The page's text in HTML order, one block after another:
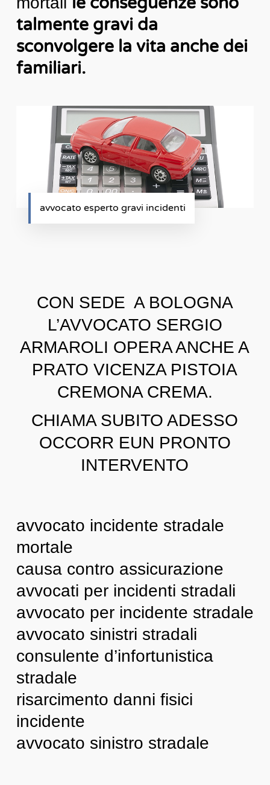
talmente gravi da
sconvolgere la vita anche dei
familiari.
avvocato esperto gravi incidenti
CON SEDE A BOLOGNA
L’AVVOCATO SERGIO
ARMAROLI OPERA ANCHE A
PRATO VICENZA PISTOIA
CREMONA CREMA.
CHIAMA SUBITO ADESSO
OCCORR EUN PRONTO
INTERVENTO
avvocato incidente stradale
mortale
causa contro assicurazione
avvocati per incidenti stradali
avvocato per incidente stradale
avvocato sinistri stradali
consulente d’infortunistica
stradale
risarcimento danni fisici
incidente
avvocato sinistro stradale